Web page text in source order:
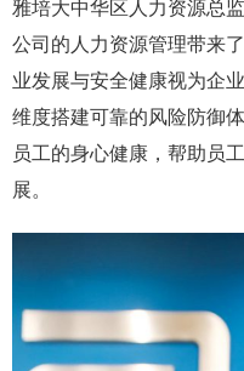
雅培大中华区人力资源总
公司的人力资源管理带来
业发展与安全健康视为企
维度搭建可靠的风险防御
员工的身心健康，帮助员
展。